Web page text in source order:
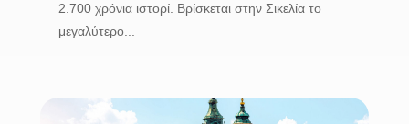
2.700 χρόνια ιστορί. Βρίσκεται στην Σικελία το
μεγαλύτερο...